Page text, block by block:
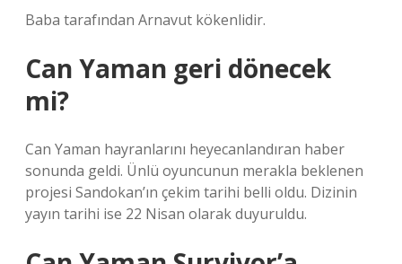
Baba tarafından Arnavut kökenlidir.
Can Yaman geri dönecek
mi?
Can Yaman hayranlarını heyecanlandıran haber
sonunda geldi. Ünlü oyuncunun merakla beklenen
projesi Sandokan’ın çekim tarihi belli oldu. Dizinin
yayın tarihi ise 22 Nisan olarak duyuruldu.